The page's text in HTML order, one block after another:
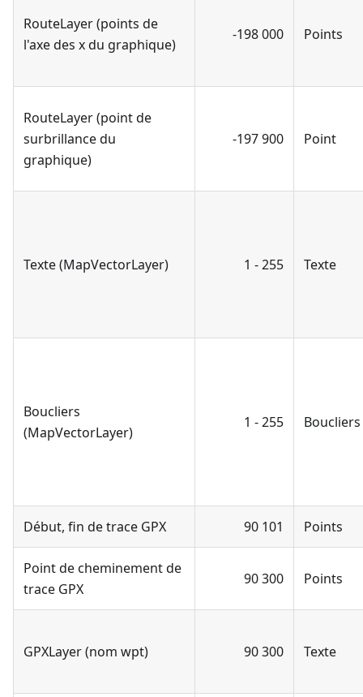
RouteLayer (points de
l'axe des x du graphique)
-198 000 Points
RouteLayer (point de
surbrillance du
graphique)
-197 900 Point
Texte (MapVectorLayer) 1 - 255 Texte
Boucliers
(MapVectorLayer)
1 - 255 Boucliers
Début, fin de trace GPX 90 101 Points
Point de cheminement de
trace GPX
90 300 Points
GPXLayer (nom wpt) 90 300 Texte